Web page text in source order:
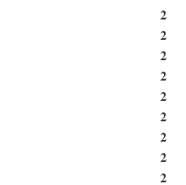
2
2
2
2
2
2
2
2
2